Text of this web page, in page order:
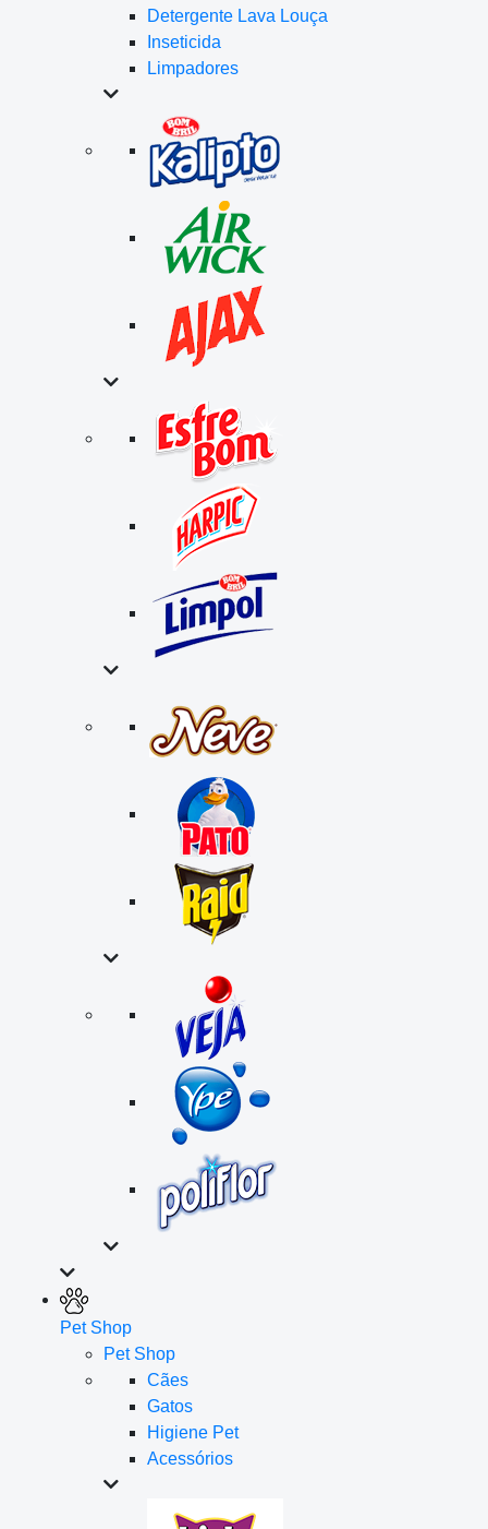
Detergente Lava Louça
Inseticida
Limpadores
Pet Shop
Pet Shop
Cães
Gatos
Higiene Pet
Acessórios